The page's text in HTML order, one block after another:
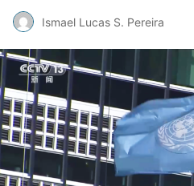
Ismael Lucas S. Pereira